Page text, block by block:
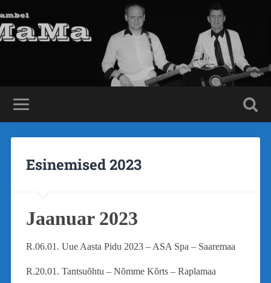
Esinemised 2023
Jaanuar 2023
R.06.01. Uue Aasta Pidu 2023 – ASA Spa – Saaremaa
R.20.01. Tantsuõhtu – Nõmme Kõrts – Raplamaa